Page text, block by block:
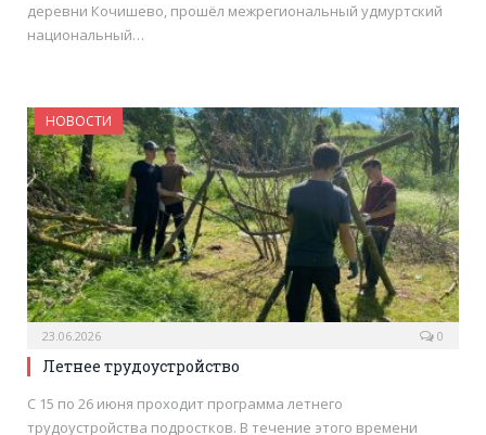
деревни Кочишево, прошёл межрегиональный удмуртский
национальный…
НОВОСТИ
23.06.2026 0
Летнее трудоустройство
С 15 по 26 июня проходит программа летнего
трудоустройства подростков. В течение этого времени